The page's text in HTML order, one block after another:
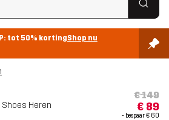
tot 50% kortingShop nu
Shoes Heren
€ 149
€ 89
- bespaar€ 60